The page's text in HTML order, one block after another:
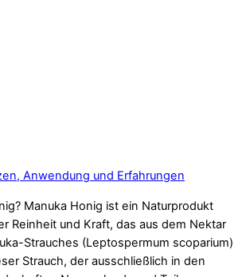
Anwendung und Erfahrungen
Manuka Honig ist ein Naturprodukt
Reinheit und Kraft, das aus dem Nektar
Strauches (Leptospermum scoparium)
Strauch, der ausschließlich in den